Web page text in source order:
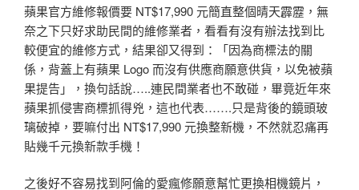
蘋果官方維修報價要 NT$17,990 元簡直整個晴天霹靂，無
奈之下只好求助民間的維修業者，看看有沒有辦法找到比
較便宜的維修方式，結果卻又得到：「因為商標法的關
係，背蓋上有蘋果 Logo 而沒有供應商願意供貨，以免被蘋
果提告」，換句話說…..連民間業者也不敢碰，畢竟近年來
蘋果抓侵害商標抓得兇，這也代表…….只是背後的鏡頭玻
璃破掉，要嘛付出 NT$17,990 元換整新機，不然就忍痛再
貼幾千元換新款手機！
之後好不容易找到阿倫的愛瘋修願意幫忙更換相機鏡片，